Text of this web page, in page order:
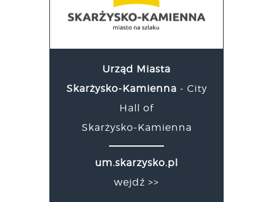
Urząd Miasta
Skarżysko-Kamienna - City
Hall of
Skarżysko-Kamienna
um.skarzysko.pl
wejdź >>